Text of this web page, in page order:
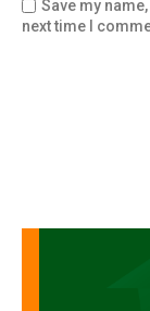
Save my
next time I